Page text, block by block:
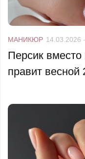
МАНИКЮР 14.03.2026 -
Персик
правит весной